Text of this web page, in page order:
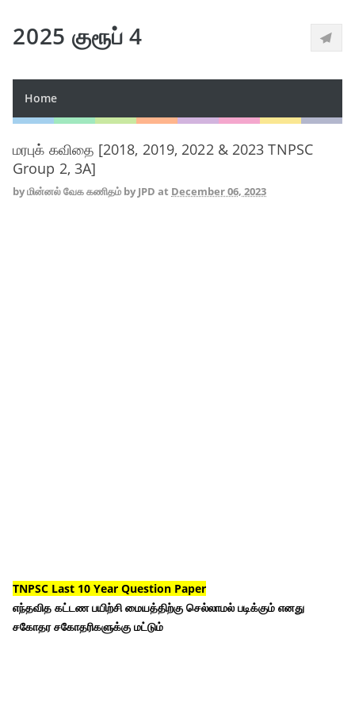
2025 குரூப் 4
Home
மரபுக் கவிதை [2018, 2019, 2022 & 2023 TNPSC
Group 2, 3A]
byமின்னல் வேக கணிதம் by JPD at December 06, 2023
TNPSC Last 10 Year Question Paper
எந்தவித கட்டண பயிற்சி மையத்திற்கு செல்லாமல் படிக்கும் எனது
சகோதர சகோதரிகளுக்கு மட்டும்